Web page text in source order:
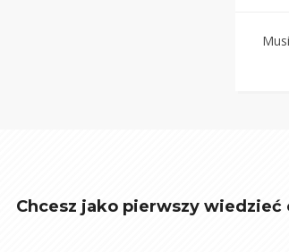
Chcesz jako pierwszy